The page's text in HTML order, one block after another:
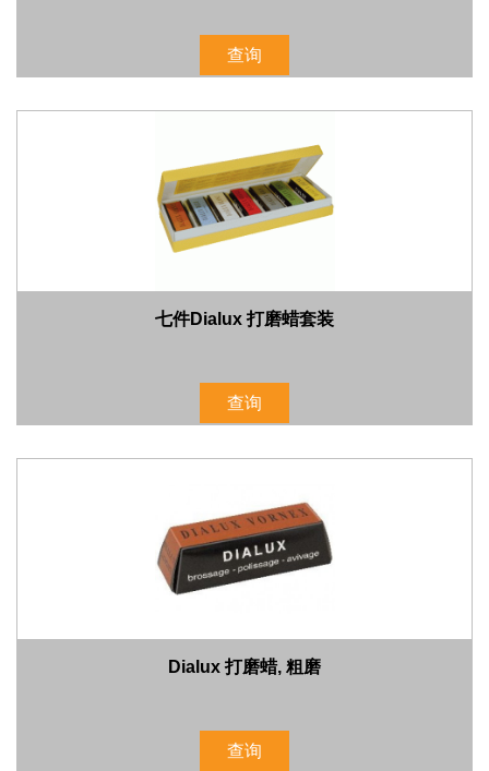
查询
七件Dialux 打磨蜡套装
查询
Dialux 打磨蜡, 粗磨
查询